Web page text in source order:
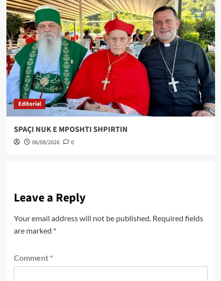
Editorial
SPAÇI NUK E MPOSHTI SHPIRTIN
06/08/2026 0
Leave a Reply
Your email address will not be published. Required fields
are marked *
Comment *